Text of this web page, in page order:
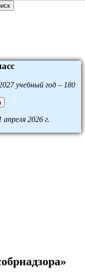
учебный год – 180
апреля 2026 г.